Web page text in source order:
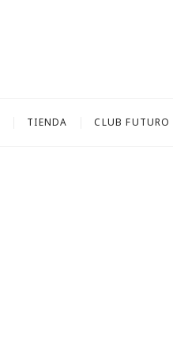
TIENDA CLUB FUTURO